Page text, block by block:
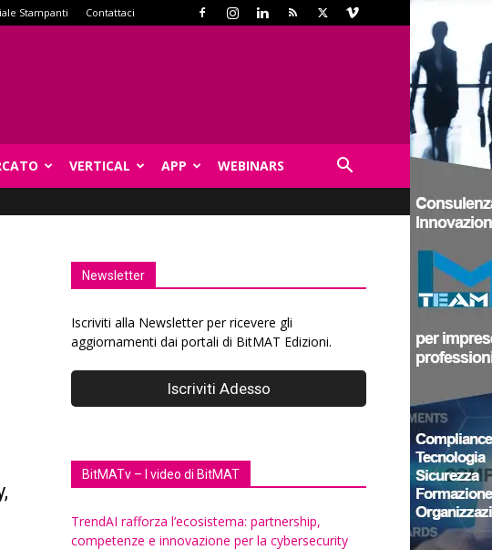
Stampanti Contattaci
VERTICAL APP WEBINARS
Newsletter
Iscriviti alla Newsletter per ricevere gli
aggiornamenti dai portali di BitMAT Edizioni.
BitMATv – I video di BitMAT
TrendAI rafforza l’ecosistema: partnership,
competenze e innovazione per la cybersecurity